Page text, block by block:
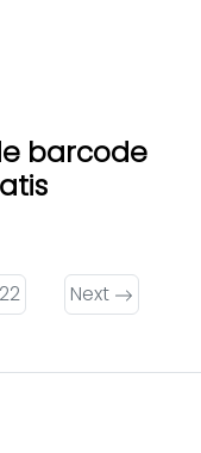
barcode
Next